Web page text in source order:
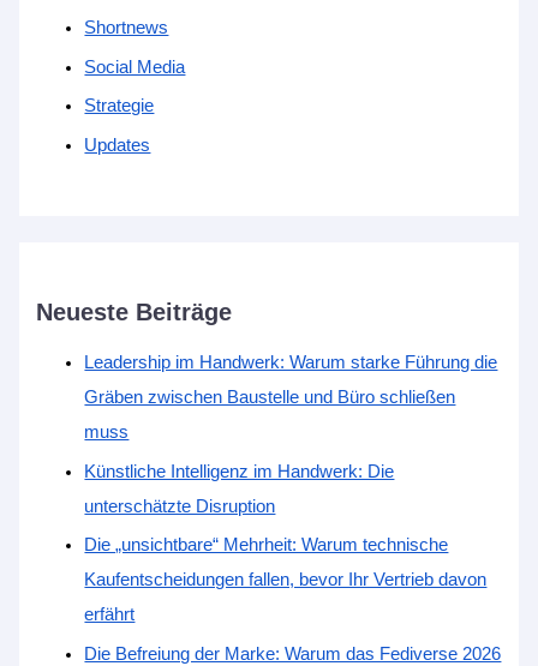
Shortnews
Social Media
Strategie
Updates
Neueste Beiträge
Leadership im Handwerk: Warum starke Führung die
Gräben zwischen Baustelle und Büro schließen
muss
Künstliche Intelligenz im Handwerk: Die
unterschätzte Disruption
Die „unsichtbare“ Mehrheit: Warum technische
Kaufentscheidungen fallen, bevor Ihr Vertrieb davon
erfährt
Die Befreiung der Marke: Warum das Fediverse 2026